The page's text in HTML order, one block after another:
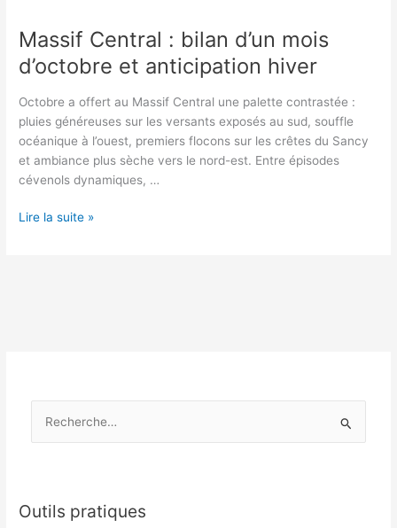
Massif Central : bilan d’un mois
d’octobre et anticipation hiver
Octobre a offert au Massif Central une palette contrastée :
pluies généreuses sur les versants exposés au sud, souffle
océanique à l’ouest, premiers flocons sur les crêtes du Sancy
et ambiance plus sèche vers le nord-est. Entre épisodes
cévenols dynamiques, …
Massif
Lire la suite »
e
Outils pratiques